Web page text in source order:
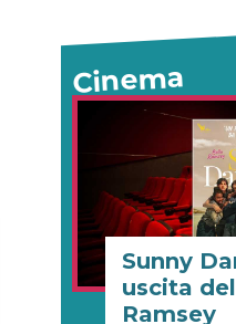
Cinema
Sunny
uscita
Ramsey